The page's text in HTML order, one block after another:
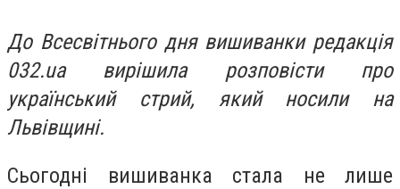
До Всесвітнього дня вишиванки редакція
032.ua вирішила розповісти про
український стрий, який носили на
Львівщині.
Сьогодні вишиванка стала не лише